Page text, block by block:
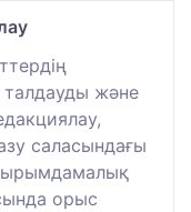
және
саласындағы
орыс